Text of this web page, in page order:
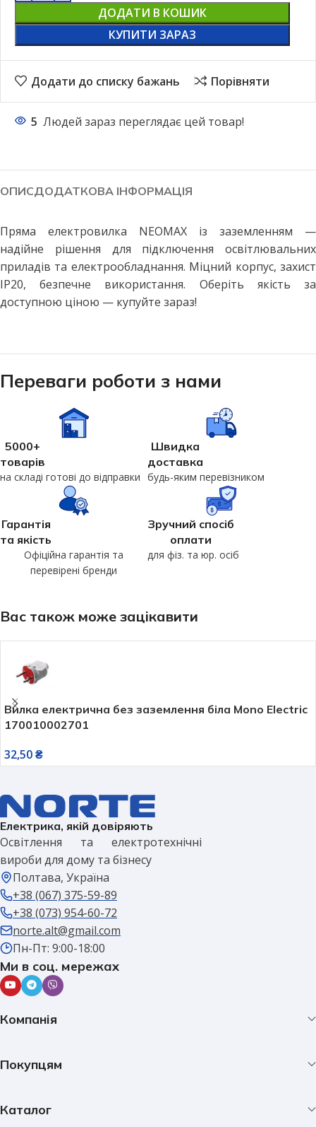
ДОДАТИ В КОШИК
КУПИТИ ЗАРАЗ
Додати до списку бажань Порівняти
5 Людей зараз переглядає цей товар!
ОПИСДОДАТКОВА ІНФОРМАЦІЯ
Пряма електровилка NEOMAX із заземленням —
надійне рішення для підключення освітлювальних
приладів та електрообладнання. Міцний корпус, захист
IP20, безпечне використання. Оберіть якість за
доступною ціною — купуйте зараз!
Переваги роботи з нами
5000+
товарів
на складі готові до відправки
Швидка
доставка
будь-яким перевізником
Гарантія
та якість
Офіційна гарантія та
перевірені бренди
Зручний спосіб
оплати
для фіз. та юр. осіб
Вас також може зацікавити
Вилка електрична без заземлення біла Mono Electric
170010002701
32,50₴
Електрика, якій довіряють
Освітлення та електротехнічні
вироби для дому та бізнесу
Полтава, Україна
+38 (067) 375-59-89
+38 (073) 954-60-72
norte.alt@gmail.com
Пн-Пт: 9:00-18:00
Ми в соц. мережах
Компанія
Покупцям
Каталог